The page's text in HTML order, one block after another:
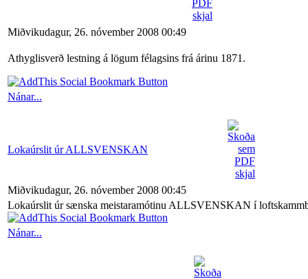
Miðvikudagur, 26. nóvember 2008 00:49
Athyglisverð lestning á lögum félagsins frá árinu 1871.
Nánar...
Lokaúrslit úr ALLSVENSKAN
Miðvikudagur, 26. nóvember 2008 00:45
Lokaúrslit úr sænska meistaramótinu ALLSVENSKAN í
Nánar...